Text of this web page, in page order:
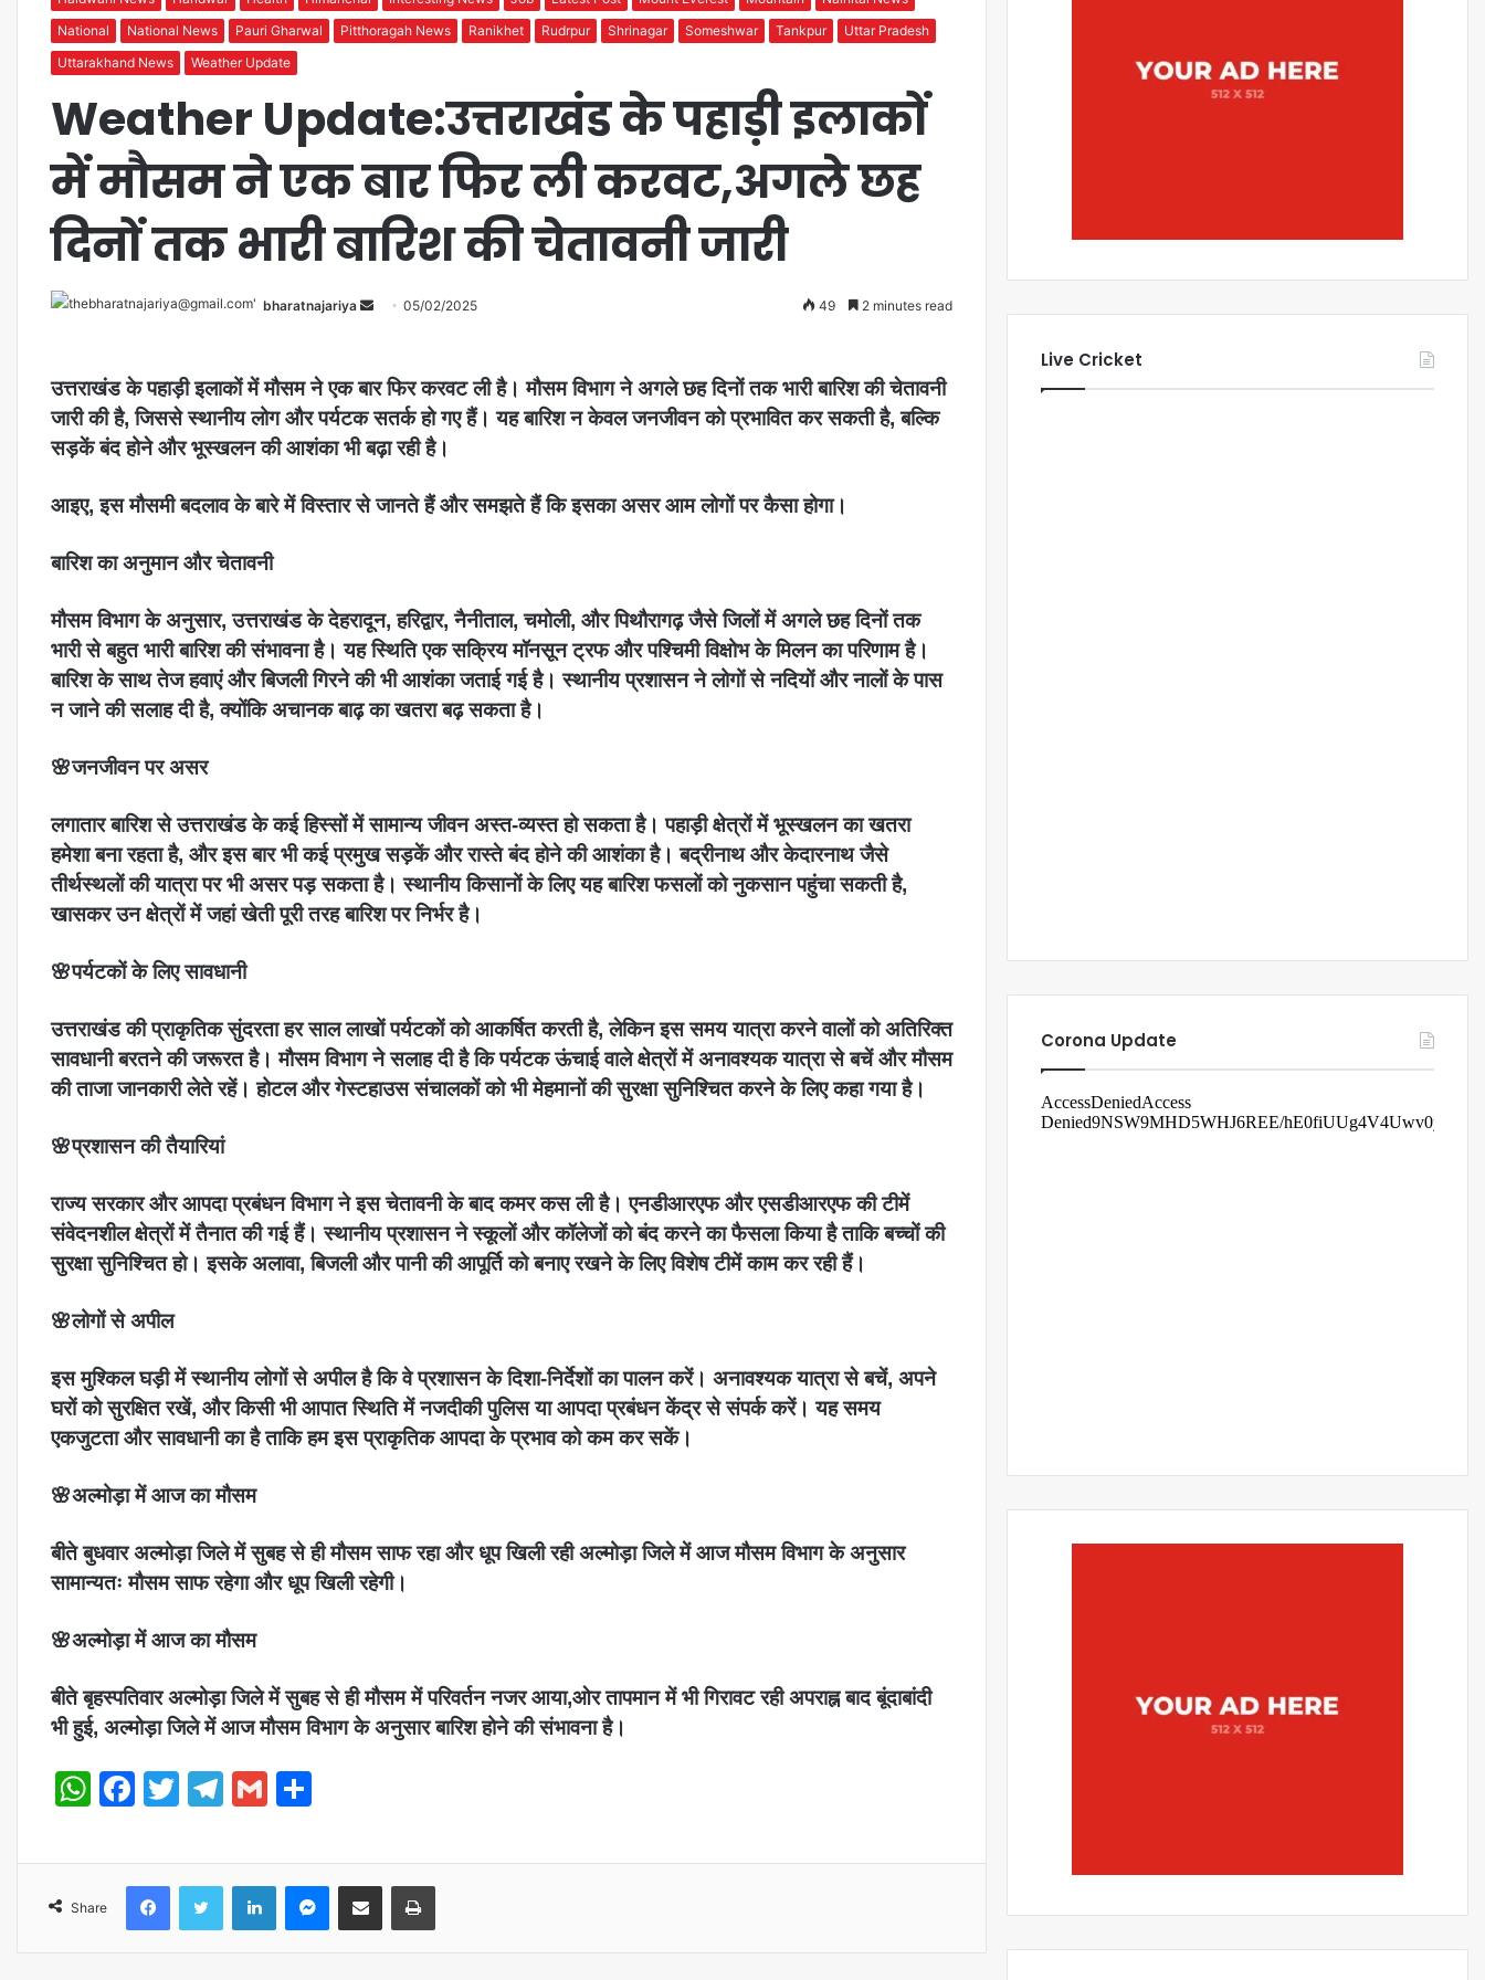
National
National News Pauri Gharwal Pitthoragah News Ranikhet Rudrpur Shrinagar Someshwar Tankpur
Uttar Pradesh
Uttarakhand News
Weather Update
Weather Update:उत्तराखंड के पहाड़ी इलाकों
में मौसम ने एक बार फिर ली करवट,अगले छह
दिनों तक भारी बारिश की चेतावनी जारी
bharatnajariya 05/02/2025 49 2 minutes read
उत्तराखंड के पहाड़ी इलाकों में मौसम ने एक बार फिर करवट ली है। मौसम विभाग ने अगले छह दिनों तक भारी बारिश की चेतावनी
जारी की है, जिससे स्थानीय लोग और पर्यटक सतर्क हो गए हैं। यह बारिश न केवल जनजीवन को प्रभावित कर सकती है, बल्कि
सड़कें बंद होने और भूस्खलन की आशंका भी बढ़ा रही है।
आइए, इस मौसमी बदलाव के बारे में विस्तार से जानते हैं और समझते हैं कि इसका असर आम लोगों पर कैसा होगा।
बारिश का अनुमान और चेतावनी
मौसम विभाग के अनुसार, उत्तराखंड के देहरादून, हरिद्वार, नैनीताल, चमोली, और पिथौरागढ़ जैसे जिलों में अगले छह दिनों तक
भारी से बहुत भारी बारिश की संभावना है। यह स्थिति एक सक्रिय मॉनसून ट्रफ और पश्चिमी विक्षोभ के मिलन का परिणाम है।
बारिश के साथ तेज हवाएं और बिजली गिरने की भी आशंका जताई गई है। स्थानीय प्रशासन ने लोगों से नदियों और नालों के पास
न जाने की सलाह दी है, क्योंकि अचानक बाढ़ का खतरा बढ़ सकता है।
🌸जनजीवन पर असर
लगातार बारिश से उत्तराखंड के कई हिस्सों में सामान्य जीवन अस्त-व्यस्त हो सकता है। पहाड़ी क्षेत्रों में भूस्खलन का खतरा
हमेशा बना रहता है, और इस बार भी कई प्रमुख सड़कें और रास्ते बंद होने की आशंका है। बद्रीनाथ और केदारनाथ जैसे
तीर्थस्थलों की यात्रा पर भी असर पड़ सकता है। स्थानीय किसानों के लिए यह बारिश फसलों को नुकसान पहुंचा सकती है,
खासकर उन क्षेत्रों में जहां खेती पूरी तरह बारिश पर निर्भर है।
🌸पर्यटकों के लिए सावधानी
उत्तराखंड की प्राकृतिक सुंदरता हर साल लाखों पर्यटकों को आकर्षित करती है, लेकिन इस समय यात्रा करने वालों को अतिरिक्त
सावधानी बरतने की जरूरत है। मौसम विभाग ने सलाह दी है कि पर्यटक ऊंचाई वाले क्षेत्रों में अनावश्यक यात्रा से बचें और मौसम
की ताजा जानकारी लेते रहें। होटल और गेस्टहाउस संचालकों को भी मेहमानों की सुरक्षा सुनिश्चित करने के लिए कहा गया है।
🌸प्रशासन की तैयारियां
राज्य सरकार और आपदा प्रबंधन विभाग ने इस चेतावनी के बाद कमर कस ली है। एनडीआरएफ और एसडीआरएफ की टीमें
संवेदनशील क्षेत्रों में तैनात की गई हैं। स्थानीय प्रशासन ने स्कूलों और कॉलेजों को बंद करने का फैसला किया है ताकि बच्चों की
सुरक्षा सुनिश्चित हो। इसके अलावा, बिजली और पानी की आपूर्ति को बनाए रखने के लिए विशेष टीमें काम कर रही हैं।
🌸लोगों से अपील
इस मुश्किल घड़ी में स्थानीय लोगों से अपील है कि वे प्रशासन के दिशा-निर्देशों का पालन करें। अनावश्यक यात्रा से बचें, अपने
घरों को सुरक्षित रखें, और किसी भी आपात स्थिति में नजदीकी पुलिस या आपदा प्रबंधन केंद्र से संपर्क करें। यह समय
एकजुटता और सावधानी का है ताकि हम इस प्राकृतिक आपदा के प्रभाव को कम कर सकें।
🌸अल्मोड़ा में आज का मौसम
बीते बुधवार अल्मोड़ा जिले में सुबह से ही मौसम साफ रहा और धूप खिली रही अल्मोड़ा जिले में आज मौसम विभाग के अनुसार
सामान्यतः मौसम साफ रहेगा और धूप खिली रहेगी।
🌸अल्मोड़ा में आज का मौसम
बीते बृहस्पतिवार अल्मोड़ा जिले में सुबह से ही मौसम में परिवर्तन नजर आया,ओर तापमान में भी गिरावट रही अपराह्न बाद बूंदाबांदी
भी हुई, अल्मोड़ा जिले में आज मौसम विभाग के अनुसार बारिश होने की संभावना है।
WhatsApp
Facebook
Twitter
Telegram
Gmail
Share
Live Cricket
Corona Update